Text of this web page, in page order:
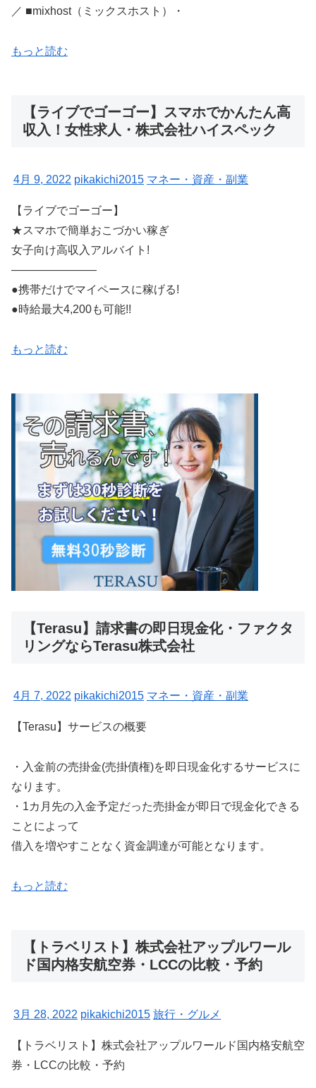
／ ■mixhost（ミックスホスト）・
もっと読む
【ライブでゴーゴー】スマホでかんたん高
収入！女性求人・株式会社ハイスペック
4月 9, 2022 pikakichi2015 マネー・資産・副業
【ライブでゴーゴー】
★スマホで簡単おこづかい稼ぎ
女子向け高収入アルバイト!
———————–
●携帯だけでマイペースに稼げる!
●時給最大4,200も可能!!
もっと読む
【Terasu】請求書の即日現金化・ファクタ
リングならTerasu株式会社
4月 7, 2022 pikakichi2015 マネー・資産・副業
【Terasu】サービスの概要
・入金前の売掛金(売掛債権)を即日現金化するサービスに
なります。
・1カ月先の入金予定だった売掛金が即日で現金化できる
ことによって
借入を増やすことなく資金調達が可能となります。
もっと読む
【トラベリスト】株式会社アップルワール
ド国内格安航空券・LCCの比較・予約
3月 28, 2022 pikakichi2015 旅行・グルメ
【トラベリスト】株式会社アップルワールド国内格安航空
券・LCCの比較・予約